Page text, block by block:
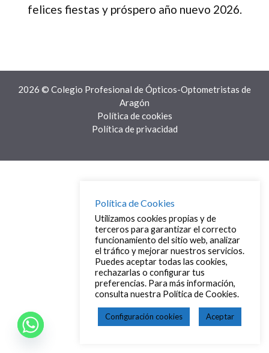
felices fiestas y próspero año nuevo 2026.
2026 © Colegio Profesional de Ópticos-Optometristas de
Aragón
Política de cookies
Política de privacidad
Política de Cookies
Utilizamos cookies propias y de
terceros para garantizar el correcto
funcionamiento del sitio web, analizar
el tráfico y mejorar nuestros servicios.
Puedes aceptar todas las cookies,
rechazarlas o configurar tus
preferencias. Para más información,
consulta nuestra Política de Cookies.
Configuración cookies Aceptar